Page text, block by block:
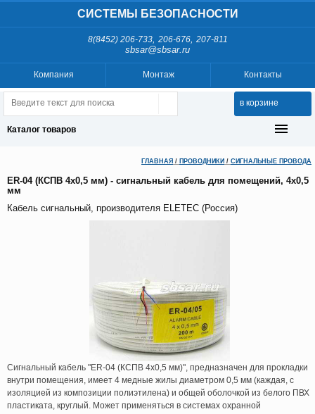
СИСТЕМЫ БЕЗОПАСНОСТИ
8(8452) 206-733, 206-676, 207-811
sbsar@sbsar.ru
Контакты
Монтаж
Компания
в корзине
Каталог товаров
ГЛАВНАЯ / ПРОВОДНИКИ / СИГНАЛЬНЫЕ ПРОВОДА
ER-04 (КСПВ 4х0,5 мм) - сигнальный кабель для помещений, 4х0,5
мм
Кабель сигнальный, производителя ELETEC (Россия)
Сигнальный кабель "ER-04 (КСПВ 4х0,5 мм)", предназначен для прокладки
внутри помещения, имеет 4 медные жилы диаметром 0,5 мм (каждая, с
изоляцией из композиции полиэтилена) и общей оболочкой из белого ПВХ
пластиката, круглый. Может применяться в системах охранной